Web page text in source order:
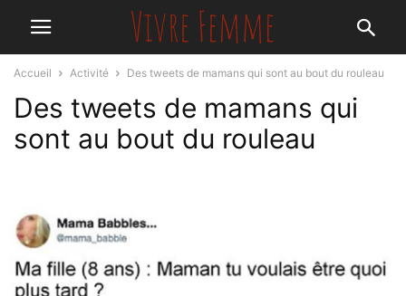
Accueil Activité Des tweets de mamans qui sont au bout du rouleau
Des tweets de mamans qui
sont au bout du rouleau